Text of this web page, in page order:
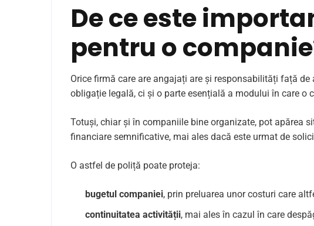
De ce este
pentru o
Orice firmă care are angajați are și responsabilități față
obligație legală, ci și o parte esențială a modului în care o
Totuși, chiar și în companiile bine organizate, pot apărea
financiare semnificative, mai ales dacă este urmat de
O astfel de poliță poate proteja:
bugetul companiei, prin preluarea unor costuri care
continuitatea activității, mai ales în cazul în care